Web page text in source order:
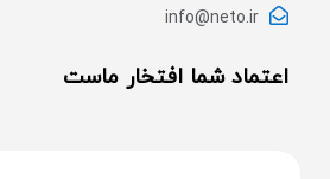
info@neto.ir
اعتماد شما افتخار ماست